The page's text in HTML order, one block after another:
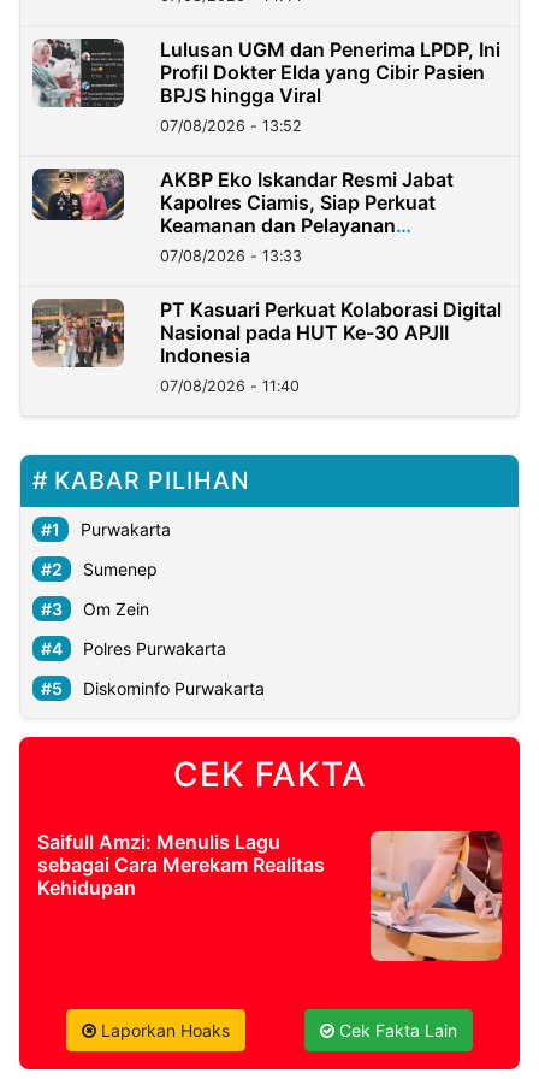
Lulusan UGM dan Penerima LPDP, Ini
Profil Dokter Elda yang Cibir Pasien
BPJS hingga Viral
07/08/2026 - 13:52
AKBP Eko Iskandar Resmi Jabat
Kapolres Ciamis, Siap Perkuat
Keamanan dan Pelayanan
Masyarakat
07/08/2026 - 13:33
PT Kasuari Perkuat Kolaborasi Digital
Nasional pada HUT Ke-30 APJII
Indonesia
07/08/2026 - 11:40
KABAR PILIHAN
Purwakarta
Sumenep
Om Zein
Polres Purwakarta
Diskominfo Purwakarta
CEK FAKTA
Saifull Amzi: Menulis Lagu
sebagai Cara Merekam Realitas
Kehidupan
Laporkan Hoaks Cek Fakta Lain